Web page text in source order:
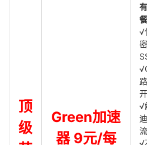
顶
级
Green加速
器 9元/每
餐
√
√
√